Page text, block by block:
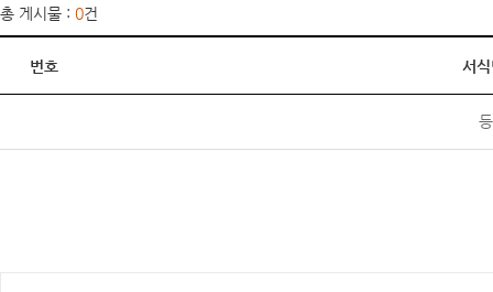
총 게시물 : 0건
번호 서